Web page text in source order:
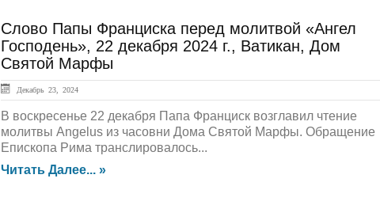
Слово Папы Франциска перед молитвой «Ангел
Господень», 22 декабря 2024 г., Ватикан, Дом
Святой Марфы
Декабрь 23, 2024
В воскресенье 22 декабря Папа Франциск возглавил чтение
молитвы Angelus из часовни Дома Святой Марфы. Обращение
Епископа Рима транслировалось...
Читать Далее... »